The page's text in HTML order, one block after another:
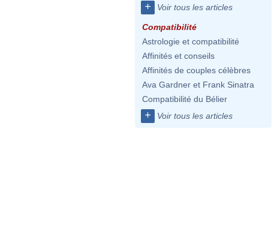
+ Voir tous les articles
Compatibilité
Astrologie et compatibilité
Affinités et conseils
Affinités de couples célèbres
Ava Gardner et Frank Sinatra
Compatibilité du Bélier
+ Voir tous les articles